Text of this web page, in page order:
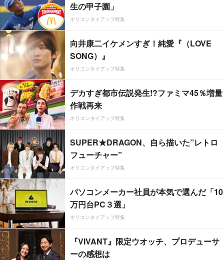
生の甲子園」
オリコンタイアップ特集
向井康二イケメンすぎ！純愛『（LOVE
SONG）』
オリコンタイアップ特集
デカすぎ都市伝説発生!?ファミマ45％増量
作戦再来
オリコンタイアップ特集
SUPER★DRAGON、自ら描いた”レトロ
フューチャー”
オリコンタイアップ特集
パソコンメーカー社員が本気で選んだ「10
万円台PC３選」
オリコンタイアップ特集
『VIVANT』限定ウオッチ、プロデューサ
ーの感想は